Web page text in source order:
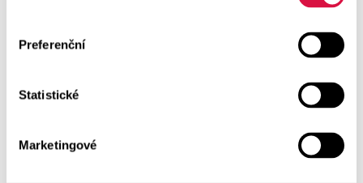
Preferenční
Statistické
Marketingové